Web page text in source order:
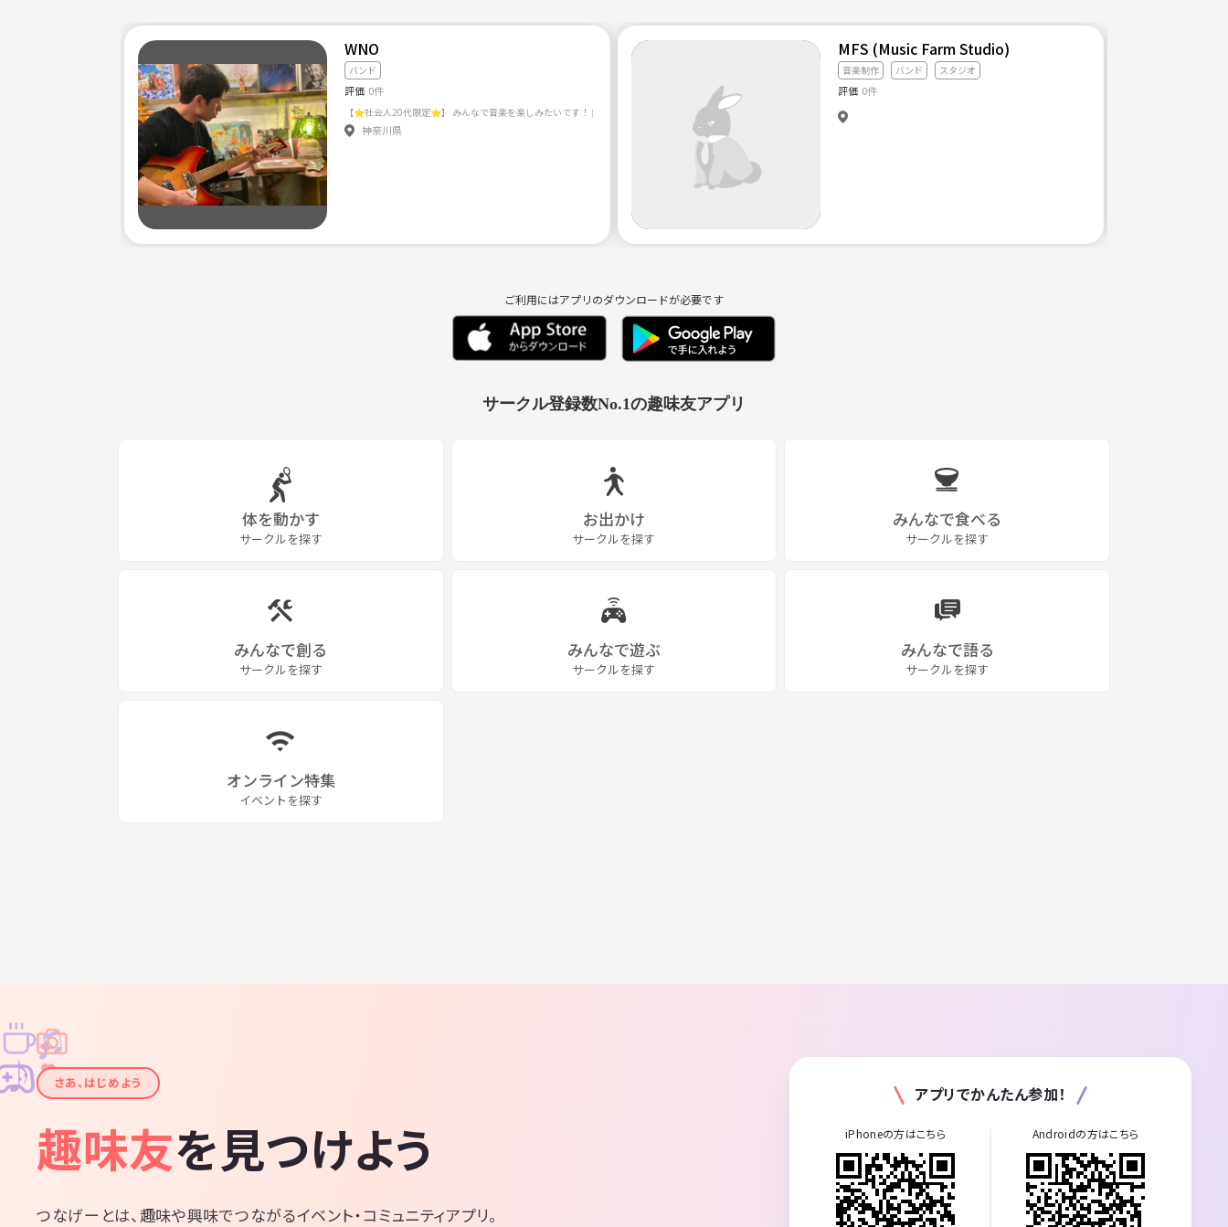
WNO
バンド
評価 0件
【⭐️社会人20代限定⭐️】 みんなで音楽を楽しみたいです！ 自由にスタジオに入ったり、好きな音楽について話し合ったり！ 初心者の方でも、楽器できない方でも、大歓迎！！ たくさんお待ちしてます！！
神奈川県
MFS (Music Farm Studio)
音楽制作 バンド スタジオ
評価 0件
ご利用にはアプリのダウンロードが必要です
サークル登録数No.1の趣味友アプリ
体を動かす
サークルを探す
お出かけ
サークルを探す
みんなで食べる
サークルを探す
みんなで創る
サークルを探す
みんなで遊ぶ
サークルを探す
みんなで語る
サークルを探す
オンライン特集
イベントを探す
✦
✦
✧
✧
♪
♫
さあ、はじめよう
趣味友を見つけよう
つなげーとは、趣味や興味でつながるイベント・コミュニティアプリ。
アプリでかんたん参加！
iPhoneの方はこちら Androidの方はこちら